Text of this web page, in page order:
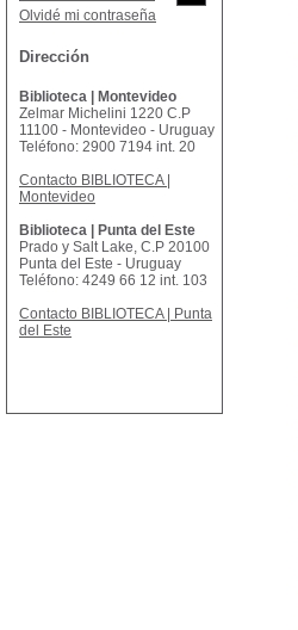
Olvidé mi contraseña
Dirección
Biblioteca | Montevideo
Zelmar Michelini 1220 C.P
11100 - Montevideo - Uruguay
Teléfono: 2900 7194 int. 20
Contacto BIBLIOTECA |
Montevideo
Biblioteca | Punta del Este
Prado y Salt Lake, C.P 20100
Punta del Este - Uruguay
Teléfono: 4249 66 12 int. 103
Contacto BIBLIOTECA | Punta
del Este